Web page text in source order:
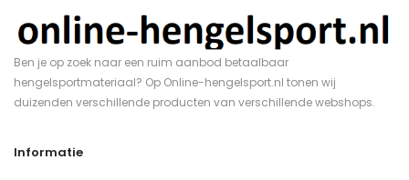
Ben je op zoek naar een ruim aanbod betaalbaar
hengelsportmateriaal? Op Online-hengelsport.nl tonen wij
duizenden verschillende producten van verschillende webshops.
Informatie